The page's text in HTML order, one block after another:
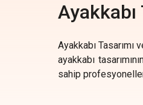
Ayakkabı
ayakkabı
sahip